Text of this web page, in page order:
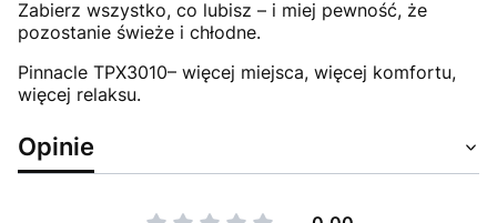
Zabierz wszystko, co lubisz – i miej pewność, że
pozostanie świeże i chłodne.
Pinnacle TPX3010– więcej miejsca, więcej komfortu,
więcej relaksu.
Opinie